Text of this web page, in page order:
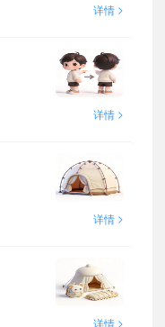
详情 >
详情 >
详情 >
详情 >